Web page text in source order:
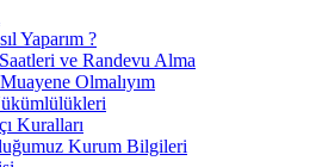
Yaparım ?
ve Randevu Alma
Olmalıyım
Kuralları
Kurum Bilgileri